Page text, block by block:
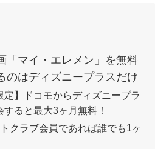
「マイ・エレメン」を無料
のはディズニープラスだけ
定】ドコモからディズニープラ
すると最大3ヶ月無料！
クラブ会員であれば誰でも1ヶ